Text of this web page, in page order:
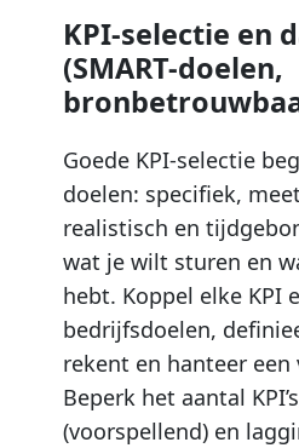
KPI-selectie en
(SMART-doelen,
Goede KPI-selectie
doelen: specifiek,
realistisch en
wat je wilt sturen en
hebt. Koppel elke KPI
bedrijfsdoelen,
rekent en hanteer
Beperk het aantal
(voorspellend) en